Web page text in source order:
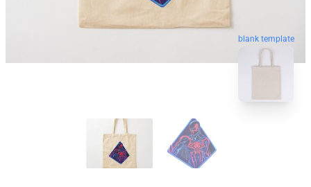
blank template